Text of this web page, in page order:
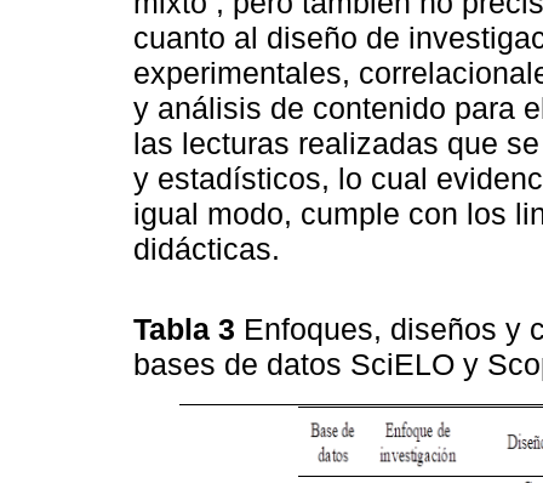
cuanto al diseño de
experimentales,
y análisis de contenido para
las lecturas realizadas que
y estadísticos, lo cual
igual modo, cumple con los
didácticas.
Tabla 3 Enfoques, diseños y
bases de datos SciELO y